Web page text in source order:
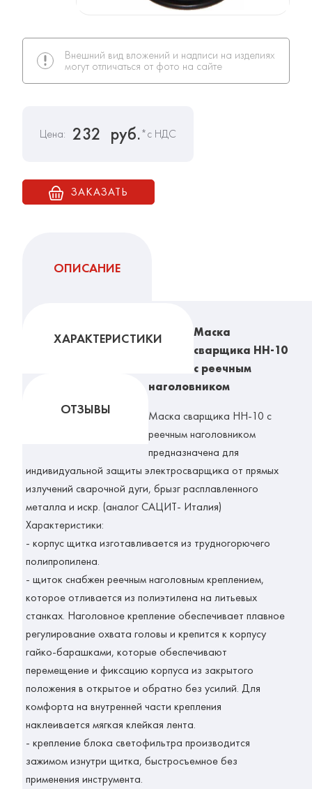
Внешний вид вложений и надписи на изделиях
могут отличаться от фото на сайте
Цена: 232 руб.*с НДС
ЗАКАЗАТЬ
ОПИСАНИЕ
ХАРАКТЕРИСТИКИ
ОТЗЫВЫ
Маска
сварщика НН-10
с реечным
наголовником
Маска сварщика НН-10 с
реечным наголовником
предназначена для
индивидуальной защиты электросварщика от прямых
излучений сварочной дуги, брызг расплавленного
металла и искр. (аналог САЦИТ- Италия)
Характеристики:
- корпус щитка изготавливается из трудногорючего
полипропилена.
- щиток снабжен реечным наголовным креплением,
которое отливается из полиэтилена на литьевых
станках. Наголовное крепление обеспечивает плавное
регулирование охвата головы и крепится к корпусу
гайко-барашками, которые обеспечивают
перемещение и фиксацию корпуса из закрытого
положения в открытое и обратно без усилий. Для
комфорта на внутренней части крепления
наклеивается мягкая клейкая лента.
- крепление блока светофильтра производится
зажимом изнутри щитка, быстросъемное без
применения инструмента.